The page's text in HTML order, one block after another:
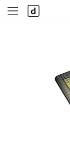
사
이
다
나
와